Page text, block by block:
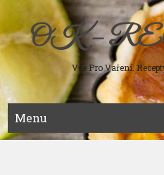
contentOK –
Vše Pro Vaření.
Menu